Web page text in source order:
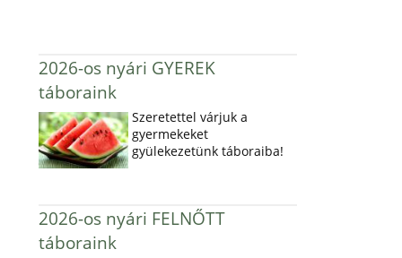
2026-os nyári GYEREK
táboraink
Szeretettel várjuk a
gyermekeket
gyülekezetünk táboraiba!
2026-os nyári FELNŐTT
táboraink